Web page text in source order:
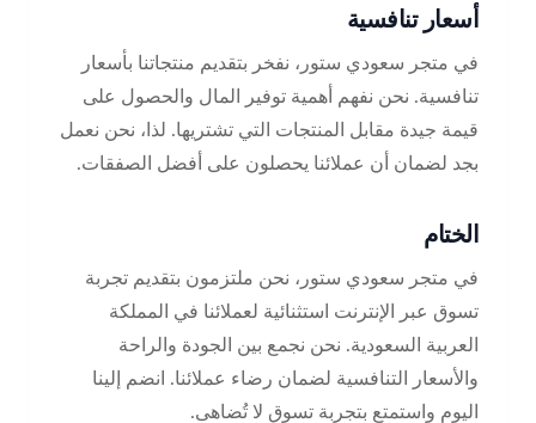
أسعار تنافسية
في متجر سعودي ستور، نفخر بتقديم منتجاتنا بأسعار
تنافسية. نحن نفهم أهمية توفير المال والحصول على
قيمة جيدة مقابل المنتجات التي تشتريها. لذا، نحن نعمل
بجد لضمان أن عملائنا يحصلون على أفضل الصفقات.
الختام
في متجر سعودي ستور، نحن ملتزمون بتقديم تجربة
تسوق عبر الإنترنت استثنائية لعملائنا في المملكة
العربية السعودية. نحن نجمع بين الجودة والراحة
والأسعار التنافسية لضمان رضاء عملائنا. انضم إلينا
اليوم واستمتع بتجربة تسوق لا تُضاهى.